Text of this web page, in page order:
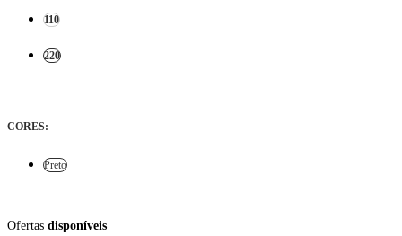
110
220
CORES:
Preto
Ofertas disponíveis